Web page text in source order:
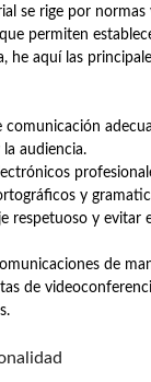
se rige por normas
permiten
he aquí las
comunicación
audiencia.
y
respetuoso y evitar
de
de